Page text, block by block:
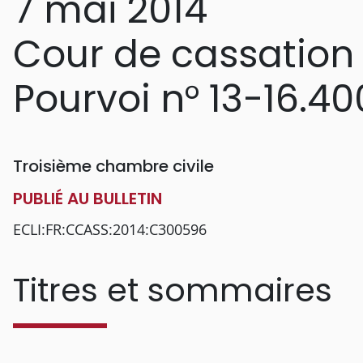
Cour de cassation
Pourvoi n° 13-
Troisième chambre civile
PUBLIÉ AU BULLETIN
ECLI:FR:CCASS:2014:C300596
Titres et sommaires